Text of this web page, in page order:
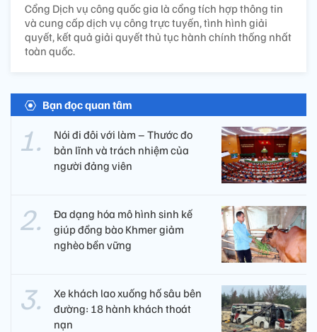
Cổng Dịch vụ công quốc gia là cổng tích hợp thông tin
và cung cấp dịch vụ công trực tuyến, tình hình giải
quyết, kết quả giải quyết thủ tục hành chính thống nhất
toàn quốc.
Bạn đọc quan tâm
Nói đi đôi với làm – Thước đo
bản lĩnh và trách nhiệm của
người đảng viên​
Đa dạng hóa mô hình sinh kế
giúp đồng bào Khmer giảm
nghèo bền vững
Xe khách lao xuống hố sâu bên
đường: 18 hành khách thoát
nạn